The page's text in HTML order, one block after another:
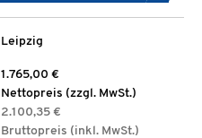
Leipzig
1.765,00 €
Nettopreis (zzgl. MwSt.)
2.100,35 €
Bruttopreis (inkl. MwSt.)